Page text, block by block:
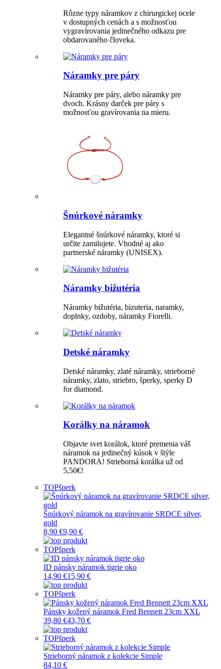
Rôzne typy náramkov z chirurgickej ocele
v dostupných cenách a s možnosťou
vygravírovania jedinečného odkazu pre
obdarovaného človeka.
Náramky pre páry
Náramky pre páry, alebo náramky pre
dvoch. Krásny darček pre páry s
možnosťou gravírovania na mieru.
Šnúrkové náramky
Elegantné šnúrkové náramky, ktoré si
určite zamilujete. Vhodné aj ako
partnerské náramky (UNISEX).
Náramky bižutéria
Náramky bižutéria, bizuteria, naramky,
doplnky, ozdoby, náramky Fiorelli.
Detské náramky
Detské náramky, zlaté náramky, strieborné
náramky, zlato, striebro, šperky, sperky D
for diamond.
Korálky na náramok
Objavte svet korálok, ktoré premenia váš
náramok na jedinečný kúsok v štýle
PANDORA! Strieborná korálka už od
5,50€!
TOPšperk
Šnúrkový náramok na gravírovanie SRDCE silver,
gold
8,90 €9,90 €
TOPšperk
ID pánsky náramok tigrie oko
14,90 €15,90 €
TOPšperk
Pánsky kožený náramok Fred Bennett 23cm XXL
39,80 €43,70 €
TOPšperk
Strieborný náramok z kolekcie Simple
84,10 €